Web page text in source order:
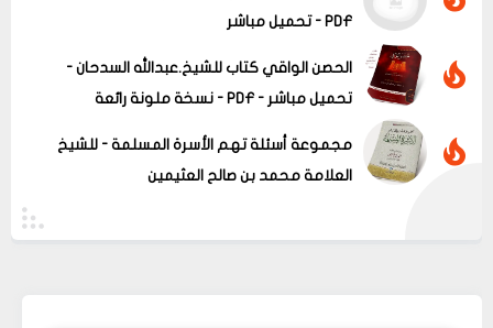
PDF - تحميل مباشر
الحصن الواقي كتاب للشيخ.عبدالله السدحان -
تحميل مباشر - PDF - نسخة ملونة رائعة
مجموعة أسئلة تهم الأسرة المسلمة - للشيخ
العلامة محمد بن صالح العثيمين